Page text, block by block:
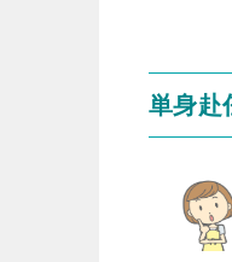
単身赴